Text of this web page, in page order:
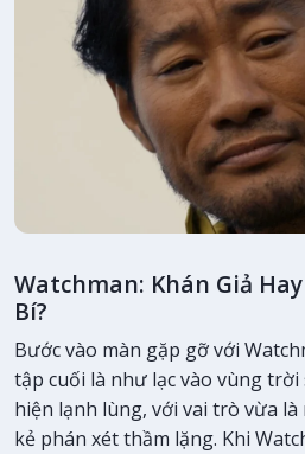
Watchman: Khán Giả
Bí?
Bước vào màn gặp gỡ với
tập cuối là như lạc vào vùng
hiện lạnh lùng, với vai trò vừa
kẻ phán xét thầm lặng. Khi